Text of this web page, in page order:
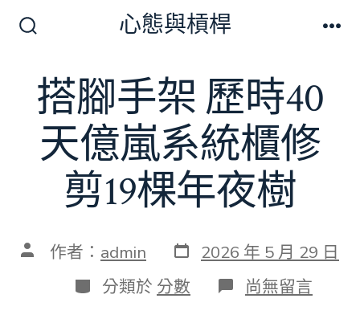
切
換
開
關
心態與槓桿
搭腳手架 歷時40
天億嵐系統櫃修
剪19棵年夜樹
文 作者： admin 發
表
日
期
2026 年 5 月 29 日
分
類
分類於 分數 在
〈搭
尚無留言